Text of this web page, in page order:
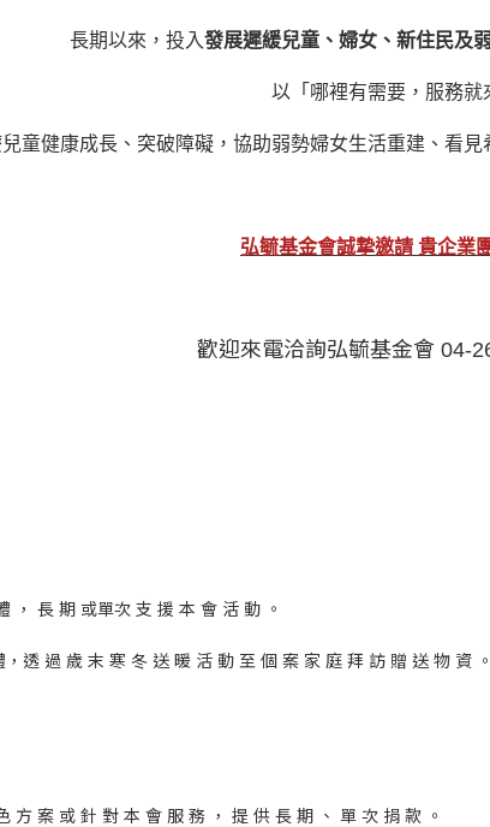
長期以來，投入發展遲緩兒童、婦女、新住民及
以「哪裡有需要，服務就
兒童健康成長、突破障礙，協助弱勢婦女生活重建、看
弘毓基金會誠摯邀請 貴企業
歡迎來電洽詢弘毓基金會 04-
， 長 期 或單次 支 援 本 會 活 動 。
透 過 歲 末 寒 冬 送 暖 活 動 至 個 案 家 庭 拜 訪 贈 送 物 資 。
方 案 或 針 對 本 會 服 務 ， 提 供 長 期 、 單 次 捐 款 。